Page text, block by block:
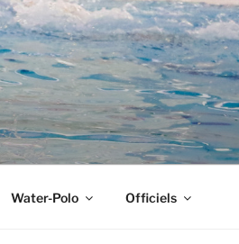
Water-Polo Officiels